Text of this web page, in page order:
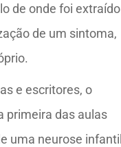
de onde foi extraído
de um sintoma,
e escritores, o
primeira das aulas
uma neurose infantil